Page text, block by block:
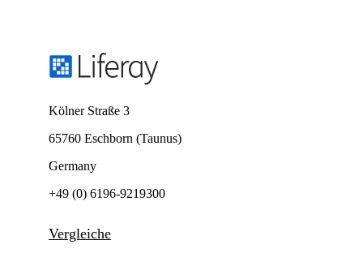
Kölner Straße 3
65760 Eschborn (Taunus)
Germany
+49 (0) 6196-9219300
Vergleiche